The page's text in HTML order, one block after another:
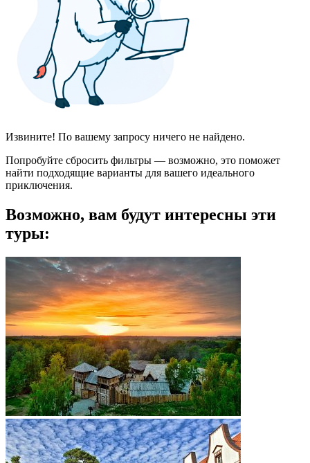
Извините! По вашему запросу ничего не найдено.
Попробуйте сбросить фильтры — возможно, это поможет
найти подходящие варианты для вашего идеального
приключения.
Возможно, вам будут интересны эти
туры: